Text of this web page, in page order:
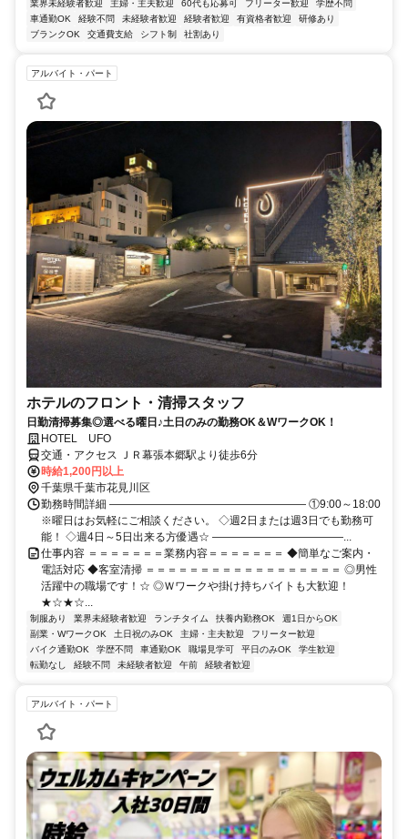
業界未経験者歓迎 主婦・主夫歓迎 60代も応募可 フリーター歓迎
学歴不問
車通勤OK
経験不問 未経験者歓迎 経験者歓迎 有資格者歓迎
研修あり
ブランクOK
交通費支給 シフト制 社割あり
アルバイト・パート
ホテルのフロント・清掃スタッフ
日勤清掃募集◎選べる曜日♪土日のみの勤務OK＆WワークOK！
HOTEL UFO
交通・アクセス ＪＲ幕張本郷駅より徒歩6分
時給1,200円以上
千葉県千葉市花見川区
勤務時間詳細 ―――――――――――――――――― ①9:00～18:00
※曜日はお気軽にご相談ください。 ◇週2日または週3日でも勤務可
能！ ◇週4日～5日出来る方優遇☆ ――――――――――――...
仕事内容 ＝＝＝＝＝＝＝業務内容＝＝＝＝＝＝＝ ◆簡単なご案内・
電話対応 ◆客室清掃 ＝＝＝＝＝＝＝＝＝＝＝＝＝＝＝＝＝＝ ◎男性
活躍中の職場です！☆ ◎Ｗワークや掛け持ちバイトも大歓迎！
★☆★☆...
制服あり 業界未経験者歓迎 ランチタイム 扶養内勤務OK
週1日からOK
副業・WワークOK
土日祝のみOK 主婦・主夫歓迎
フリーター歓迎
バイク通勤OK
学歴不問 車通勤OK 職場見学可 平日のみOK
学生歓迎
転勤なし
経験不問 未経験者歓迎 午前 経験者歓迎
アルバイト・パート